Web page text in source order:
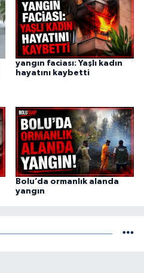
yangın faciası: Yaşlı kadın
hayatını kaybetti
Bolu’da ormanlık alanda
yangın